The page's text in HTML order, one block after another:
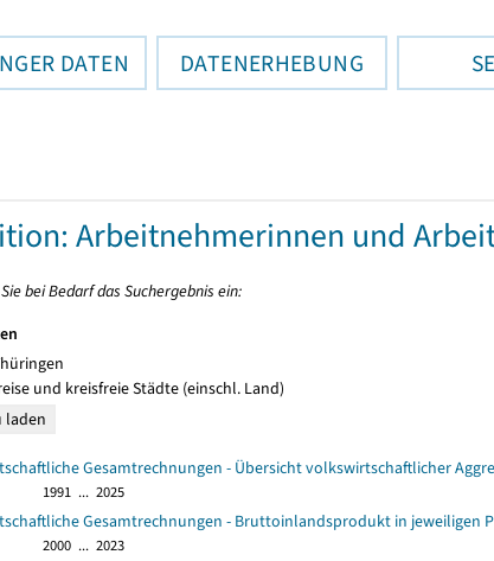
DATEN DATENERHEBUNG
Arbeitnehmerinnen und
bei Bedarf das Suchergebnis ein:
und kreisfreie Städte (einschl. Land)
Gesamtrechnungen - Übersicht volkswirtschaftlicher
1991 ... 2025
Gesamtrechnungen - Bruttoinlandsprodukt in jeweiligen
2000 ... 2023